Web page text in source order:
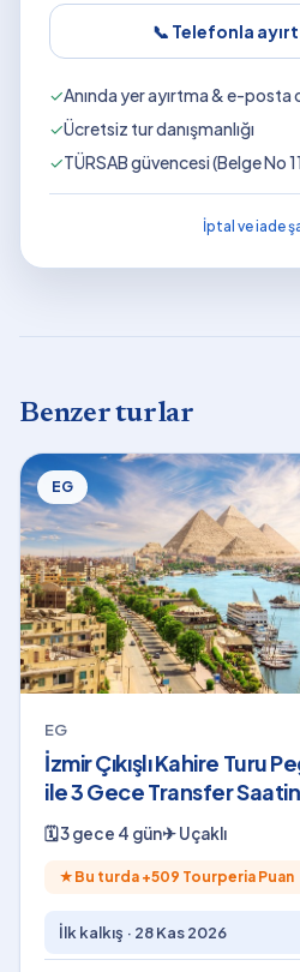
📞 Telefonla ayırt
✓Anında yer ayırtma & e-posta
✓Ücretsiz tur danışmanlığı
✓TÜRSAB güvencesi (Belge No
İptal ve iade
Benzer turlar
EG
EG
İzmir Çıkışlı Kahire Turu
ile 3 Gece Transfer
Shakira Konser Bileti Dahil
🗓3 gece 4 gün✈Uçaklı
★ Bu turda +509 Tourperia Puan
İlk kalkış · 28 Kas 2026